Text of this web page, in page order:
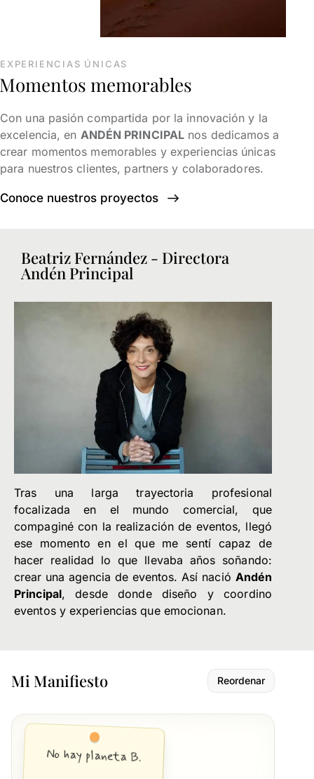
EXPERIENCIAS ÚNICAS
Momentos memorables
Con una pasión compartida por la innovación y la
excelencia, en ANDÉN PRINCIPAL nos dedicamos a
crear momentos memorables y experiencias únicas
para nuestros clientes, partners y colaboradores.
Conoce nuestros proyectos
Beatriz Fernández - Directora
Andén Principal
Tras una larga trayectoria profesional
focalizada en el mundo comercial, que
compaginé con la realización de eventos, llegó
ese momento en el que me sentí capaz de
hacer realidad lo que llevaba años soñando:
crear una agencia de eventos. Así nació Andén
Principal, desde donde diseño y coordino
eventos y experiencias que emocionan.
Mi Manifiesto Reordenar
No hay planeta B.